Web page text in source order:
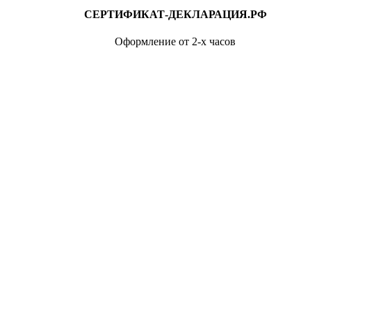
СЕРТИФИКАТ-ДЕКЛАРАЦИЯ.РФ
Оформление от 2-х часов